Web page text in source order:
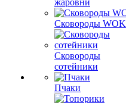
жаровни
Сковороды WOK
Сковороды
сотейники
Пчаки